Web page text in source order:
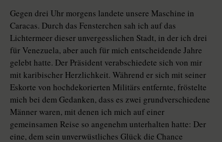
Gegen drei Uhr morgens landete unsere Maschine in
Caracas. Durch das Fensterchen sah ich auf das
Lichtermeer dieser unvergesslichen Stadt, in der ich drei
für Venezuela, aber auch für mich entscheidende Jahre
gelebt hatte. Der Präsident verabschiedete sich von mir
mit karibischer Herzlichkeit. Während er sich mit seiner
Eskorte von hochdekorierten Militärs entfernte, fröstelte
mich bei dem Gedanken, dass es zwei grundverschiedene
Männer waren, mit denen ich mich auf einer
gemeinsamen Reise so angenehm unterhalten hatte: Der
eine, dem sein unverwüstliches Glück die Chance